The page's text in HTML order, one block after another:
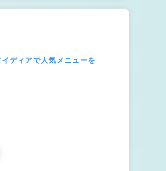
ディアで人気メニューを